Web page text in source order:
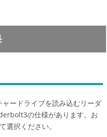
ードライブを読み込むリーダ
の仕様があります。お
選択ください。